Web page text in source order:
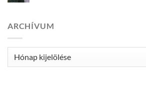
ARCHÍVUM
Archívum